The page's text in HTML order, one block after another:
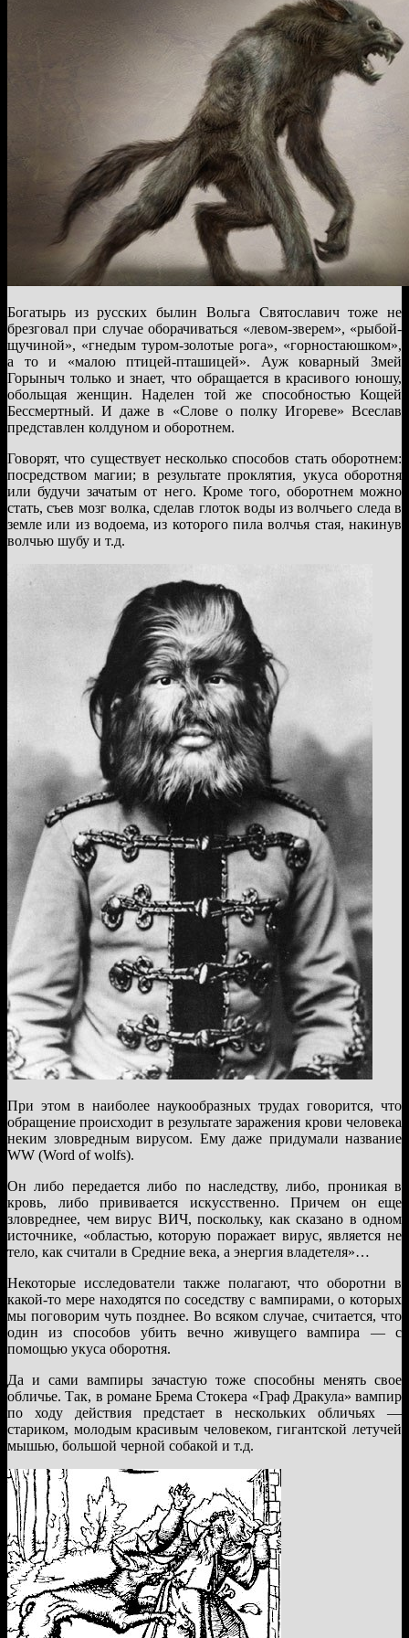
Богатырь из русских былин Вольга Святославич тоже не
брезговал при случае оборачиваться «левом-зверем», «рыбой-
щучиной», «гнедым туром-золотые рога», «горностаюшком»,
а то и «малою птицей-пташицей». Ауж коварный Змей
Горыныч только и знает, что обращается в красивого юношу,
обольщая женщин. Наделен той же способностью Кощей
Бессмертный. И даже в «Слове о полку Игореве» Всеслав
представлен колдуном и оборотнем.
Говорят, что существует несколько способов стать оборотнем:
посредством магии; в результате проклятия, укуса оборотня
или будучи зачатым от него. Кроме того, оборотнем можно
стать, съев мозг волка, сделав глоток воды из волчьего следа в
земле или из водоема, из которого пила волчья стая, накинув
волчью шубу и т.д.
При этом в наиболее наукообразных трудах говорится, что
обращение происходит в результате заражения крови человека
неким зловредным вирусом. Ему даже придумали название
WW (Word of wolfs).
Он либо передается либо по наследству, либо, проникая в
кровь, либо прививается искусственно. Причем он еще
зловреднее, чем вирус ВИЧ, поскольку, как сказано в одном
источнике, «областью, которую поражает вирус, является не
тело, как считали в Средние века, а энергия владетеля»…
Некоторые исследователи также полагают, что оборотни в
какой-то мере находятся по соседству с вампирами, о которых
мы поговорим чуть позднее. Во всяком случае, считается, что
один из способов убить вечно живущего вампира — с
помощью укуса оборотня.
Да и сами вампиры зачастую тоже способны менять свое
обличье. Так, в романе Брема Стокера «Граф Дракула» вампир
по ходу действия предстает в нескольких обличьях —
стариком, молодым красивым человеком, гигантской летучей
мышью, большой черной собакой и т.д.